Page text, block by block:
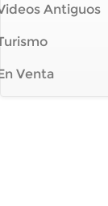
Antiguos
Venta